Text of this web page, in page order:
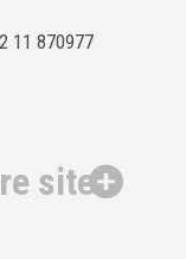
11 870977
site